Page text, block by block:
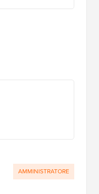
AMMINISTRATORE